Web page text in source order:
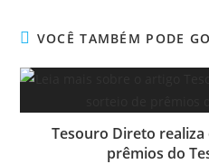
VOCÊ TAMBÉM PODE
Tesouro Direto
prêmios do